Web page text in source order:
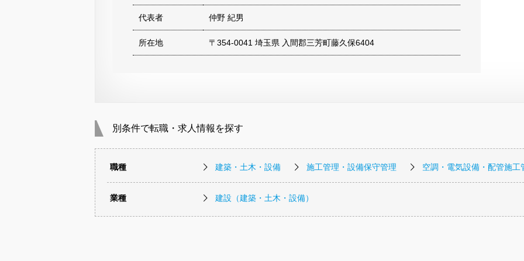
代表者 仲野 紀男
所在地 〒354-0041 埼玉県 入間郡三芳町藤久保6404
別条件で転職・求人情報を探す
職種 建築・土木・設備 施工管理・設備保守管理 空調・電気設備・配管施工
業種 建設（建築・土木・設備）